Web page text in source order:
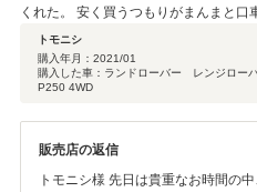
くれた。 安く買うつもりがまんまと
けることになったが、納車してすぐパ
思う。
トモニシ
購入年月： 2021/01
購入した車：ランドローバー レンジロー
P250 4WD
販売店の返信
トモニシ様 先日は貴重なお時間の